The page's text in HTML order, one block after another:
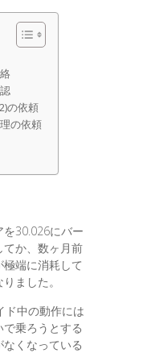
の依頼
の依頼
30.026にバー
てか、数ヶ月前
端に消耗して
ました。
ド中の動作には
乗ろうとする
くなっている